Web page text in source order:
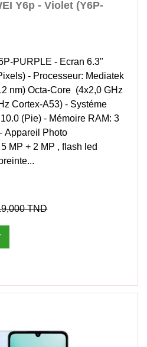
Y6p - Violet (Y6P-
PURPLE - Ecran 6.3"
- Processeur: Mediatek
nm) Octa-Core (4x2,0 GHz
Cortex-A53) - Systéme
(Pie) - Mémoire RAM: 3
Appareil Photo
MP + 2 MP , flash led
TND